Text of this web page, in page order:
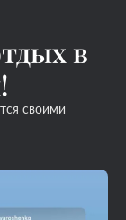
в
своими